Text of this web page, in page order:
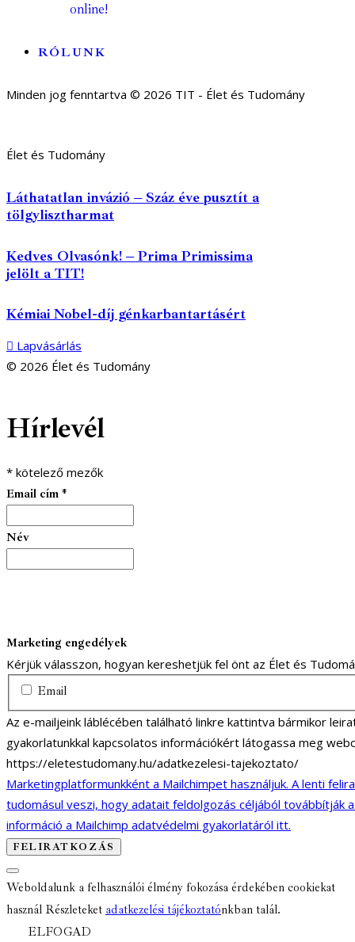
online!
RÓLUNK
Minden jog fenntartva © 2026 TIT - Élet és Tudomány
Élet és Tudomány
Láthatatlan invázió – Száz éve pusztít a
tölgylisztharmat
Kedves Olvasónk! – Prima Primissima
jelölt a TIT!
Kémiai Nobel-díj génkarbantartásért
Lapvásárlás
© 2026 Élet és Tudomány
Hírlevél
* kötelező mezők
Email cím *
Név
Marketing engedélyek
Kérjük válasszon, hogyan kereshetjük fel önt az Élet és
Email
Az e-mailjeink láblécében található linkre kattintva bármikor
gyakorlatunkkal kapcsolatos információkért látogassa meg
https://eletestudomany.hu/adatkezelesi-tajekoztato/
Marketingplatformunkként a Mailchimpet használjuk. A lenti
tudomásul veszi, hogy adatait feldolgozás céljából továbbítják
információ a Mailchimp adatvédelmi gyakorlatáról itt.
Weboldalunk a felhasználói élmény fokozása érdekében cookiekat
használ Részleteket adatkezelési tájékoztatónkban talál.
ELFOGAD